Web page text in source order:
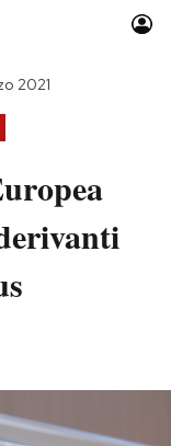
calcio 2026
2021